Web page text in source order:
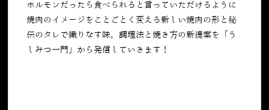
ホルモンだったら食べられると言っていただけるように
焼肉のイメージをことごとく変える新しい焼肉の形と秘
伝のタレで織りなす味，調理法と焼き方の新提案を「う
しみつ一門」から発信していきます！